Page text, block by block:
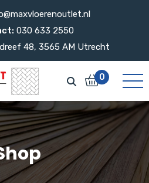
030 633 2550
48, 3565 AM Utrecht
0